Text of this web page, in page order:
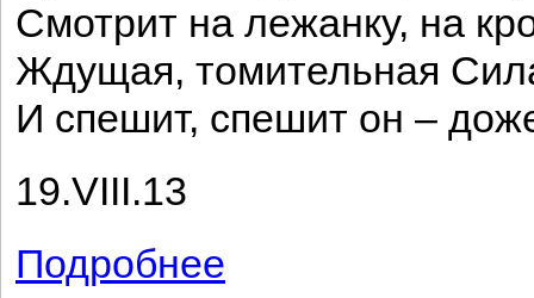
Смотрит на лежанку, на
Ждущая, томительная
И спешит, спешит он –
19.VIII.13
Подробнее